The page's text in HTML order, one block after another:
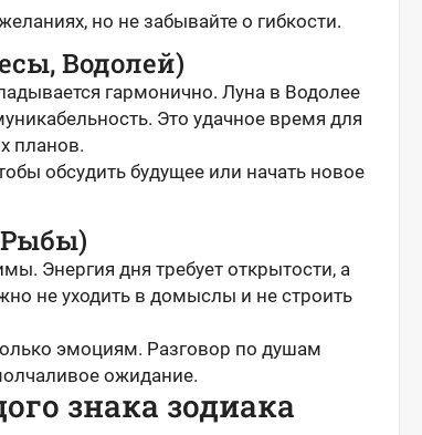
но не забывайте о гибкости.
Водолей)
гармонично. Луна в Водолее
Это удачное время для
планов.
обсудить будущее или начать новое
Рыбы)
Энергия дня требует открытости, а
не уходить в домыслы и не строить
эмоциям. Разговор по душам
ожидание.
знака зодиака